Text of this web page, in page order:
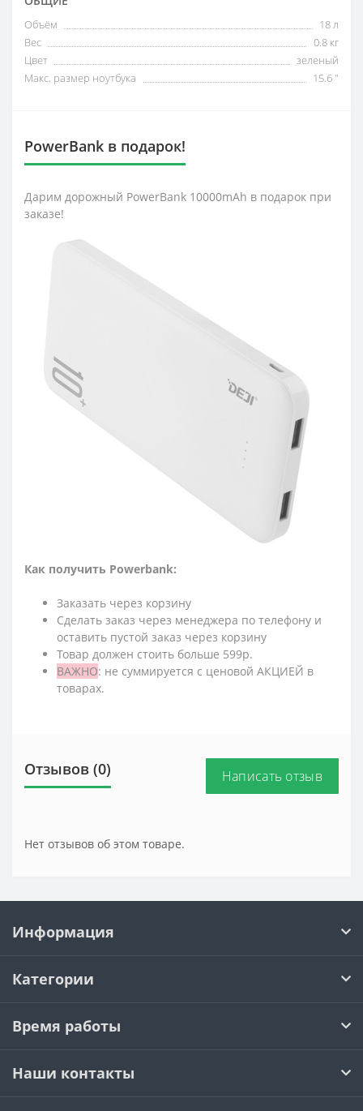
Объём
18 л
Вес
0.8 кг
Цвет
зеленый
Макс. размер ноутбука
15.6 "
PowerBank в подарок!
Дарим дорожный PowerBank 10000mAh в подарок при
заказе!
Как получить Powerbank:
Заказать через корзину
Сделать заказ через менеджера по телефону и
оставить пустой заказ через корзину
Товар должен стоить больше 599р.
ВАЖНО: не суммируется с ценовой АКЦИЕЙ в
товарах.
Отзывов (0) Написать отзыв
Нет отзывов об этом товаре.
Информация
Категории
Время работы
Наши контакты